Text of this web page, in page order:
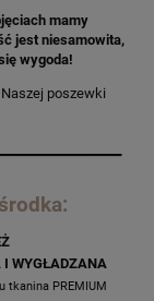
mamy
jest niesamowita,
wygoda!
poszewki
I WYGŁADZANA
tkanina PREMIUM